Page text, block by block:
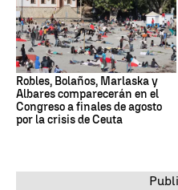
Robles, Bolaños, Marlaska y
Albares comparecerán en el
Congreso a finales de agosto
por la crisis de Ceuta